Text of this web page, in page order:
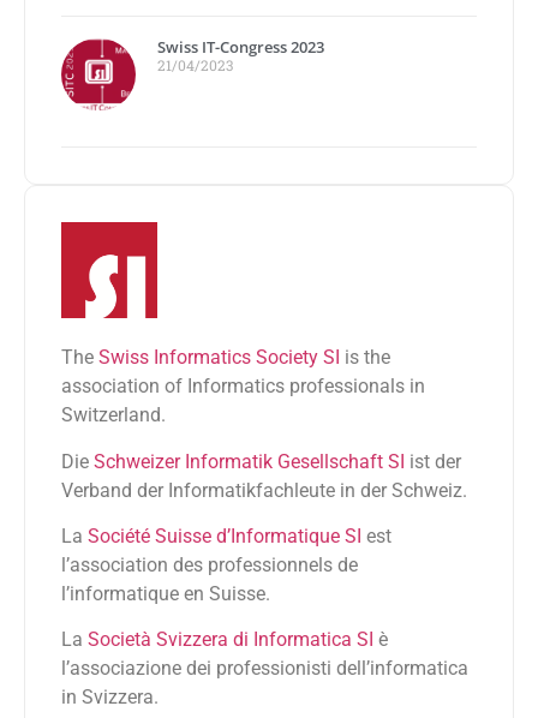
Swiss IT-Congress 2023
21/04/2023
The Swiss Informatics Society SI is the
association of Informatics professionals in
Switzerland.
Die Schweizer Informatik Gesellschaft SI ist der
Verband der Informatikfachleute in der Schweiz.
La Société Suisse d’Informatique SI est
l’association des professionnels de
l’informatique en Suisse.
La Società Svizzera di Informatica SI è
l’associazione dei professionisti dell’informatica
in Svizzera.